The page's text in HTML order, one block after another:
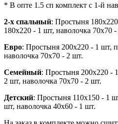
* В опте 1.5 сп комплект с 1-й
2-х спальный: Простыня
180х220 - 1 шт, наволочка 70х70
Евро: Простыня 200х220 - 1 шт,
наволочка 70х70 - 2 шт.
Семейный: Простыня 200х220 -
2 шт, наволочка 70х70 - 2 шт.
Детский: Простыня 110х150 - 1
шт, наволочка 40х60 - 1 шт.